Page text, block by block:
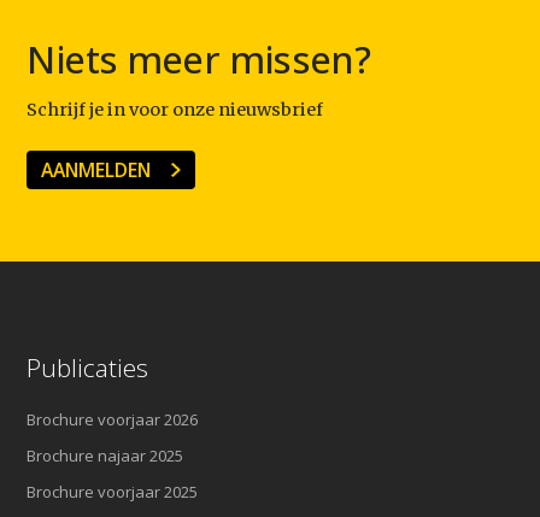
Niets meer missen?
Schrijf je in voor onze nieuwsbrief
AANMELDEN
Publicaties
Brochure voorjaar 2026
Brochure najaar 2025
Brochure voorjaar 2025